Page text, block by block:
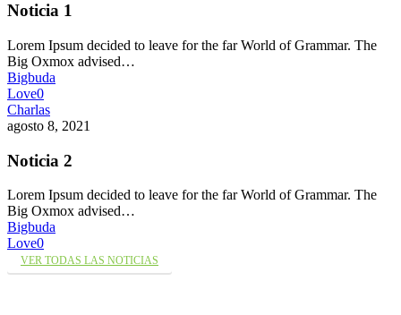
Noticia 1
Lorem Ipsum decided to leave for the far World of Grammar. The
Big Oxmox advised…
Bigbuda
Love0
Charlas
agosto 8, 2021
Noticia 2
Lorem Ipsum decided to leave for the far World of Grammar. The
Big Oxmox advised…
Bigbuda
Love0
VER TODAS LAS NOTICIAS